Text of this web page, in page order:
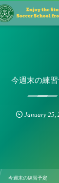
今週末の練
January 25
今週末の練習予定